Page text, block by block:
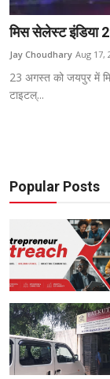
लाइफस्टाइल
मिस सेलेस्ट इंडिया
Jay Choudhary Aug 17,
23 अगस्त को जयपुर में
टाइटल्...
Popular Posts